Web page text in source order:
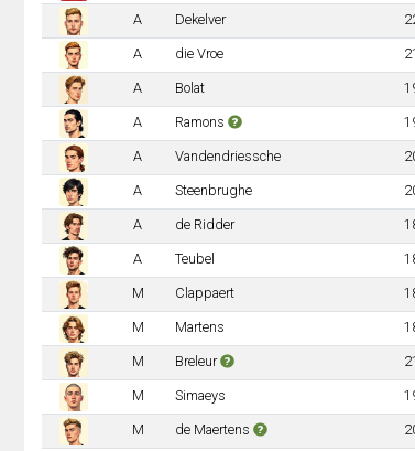
A Dekelver
A die Vroe 21
A Bolat
A Ramons
A Vandendriessche
A Steenbrughe
A de Ridder
A Teubel
M Clappaert
M Martens
M Breleur 21
M Simaeys
M de Maertens